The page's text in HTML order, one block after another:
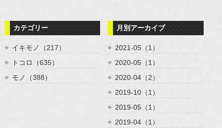
カテゴリー
イキモノ（217）
トコロ（635）
モノ（388）
月別アーカイブ
2021-05（1）
2020-05（1）
2020-04（2）
2019-10（1）
2019-05（1）
2019-04（1）